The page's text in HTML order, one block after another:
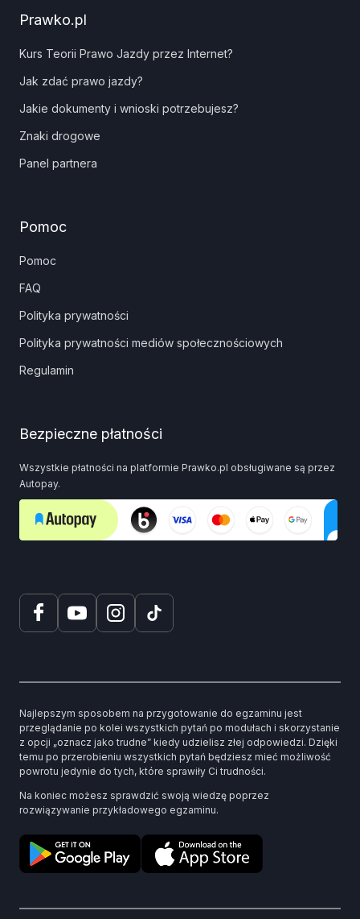
Prawko.pl
Kurs Teorii Prawo Jazdy przez Internet?
Jak zdać prawo jazdy?
Jakie dokumenty i wnioski potrzebujesz?
Znaki drogowe
Panel partnera
Pomoc
Pomoc
FAQ
Polityka prywatności
Polityka prywatności mediów społecznościowych
Regulamin
Bezpieczne płatności
Wszystkie płatności na platformie Prawko.pl obsługiwane są przez
Autopay.
Najlepszym sposobem na przygotowanie do egzaminu jest
przeglądanie po kolei wszystkich pytań po modułach i skorzystanie
z opcji „oznacz jako trudne” kiedy udzielisz złej odpowiedzi. Dzięki
temu po przerobieniu wszystkich pytań będziesz mieć możliwość
powrotu jedynie do tych, które sprawiły Ci trudności.
Na koniec możesz sprawdzić swoją wiedzę poprzez
rozwiązywanie przykładowego egzaminu.